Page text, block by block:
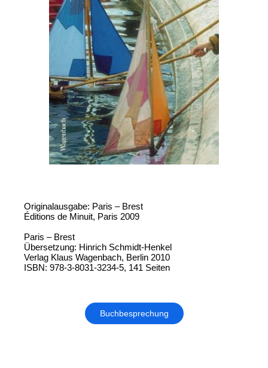
Originalausgabe: Paris – Brest
Éditions de Minuit, Paris 2009
Paris – Brest
Übersetzung: Hinrich Schmidt-Henkel
Verlag Klaus Wagenbach, Berlin 2010
ISBN: 978-3-8031-3234-5, 141 Seiten
Buchbesprechung